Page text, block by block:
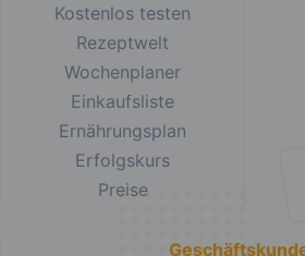
Kostenlos testen
Rezeptwelt
Wochenplaner
Einkaufsliste
Ernährungsplan
Erfolgskurs
Preise